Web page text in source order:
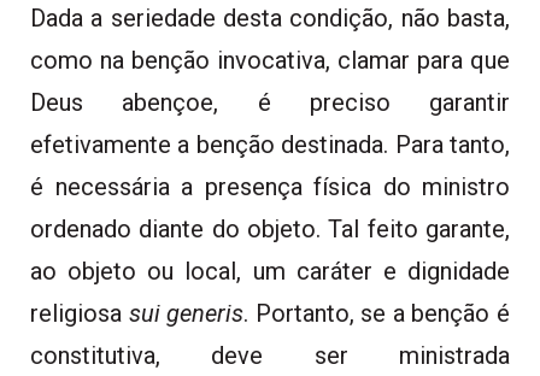
Dada a seriedade desta condição, não basta,
como na benção invocativa, clamar para que
Deus abençoe, é preciso garantir
efetivamente a benção destinada. Para tanto,
é necessária a presença física do ministro
ordenado diante do objeto. Tal feito garante,
ao objeto ou local, um caráter e dignidade
religiosa sui generis. Portanto, se a benção é
constitutiva, deve ser ministrada